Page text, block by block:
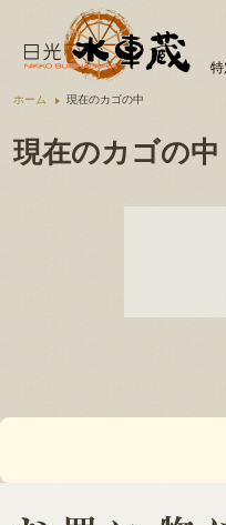
ホーム 現在のカゴの中
現在のカゴの中